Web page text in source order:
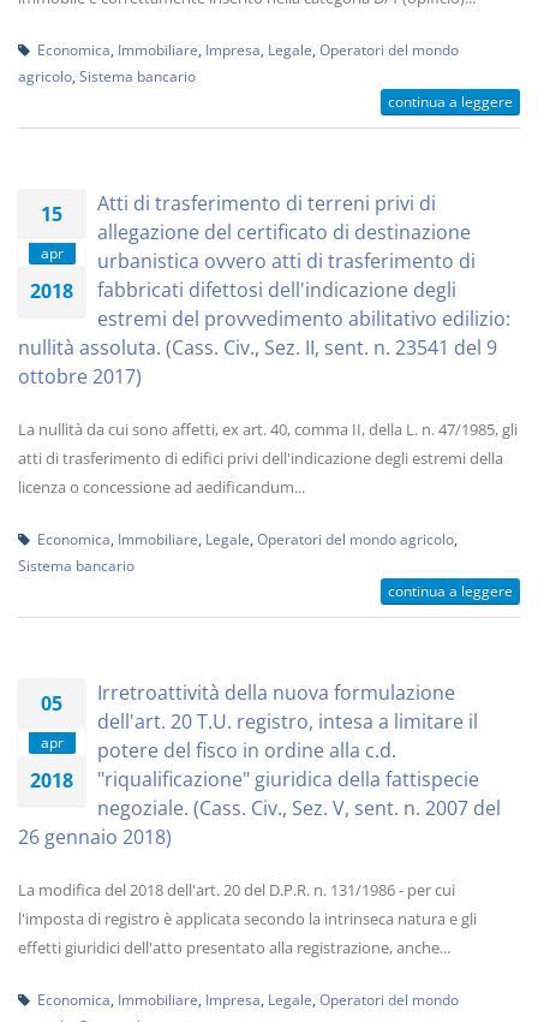
Economica Immobiliare Impresa Legale Operatori del mondo
agricolo Sistema bancario
continua a leggere
15
apr
2018
Atti di trasferimento di terreni privi di
allegazione del certificato di destinazione
urbanistica ovvero atti di trasferimento di
fabbricati difettosi dell'indicazione degli
estremi del provvedimento abilitativo edilizio:
nullità assoluta. (Cass. Civ., Sez. II, sent. n. 23541 del 9
ottobre 2017)
La nullità da cui sono affetti, ex art. 40, comma II, della L. n. 47/1985, gli
atti di trasferimento di edifici privi dell'indicazione degli estremi della
licenza o concessione ad aedificandum...
Economica Immobiliare Legale Operatori del mondo agricolo
Sistema bancario
continua a leggere
05
apr
2018
Irretroattività della nuova formulazione
dell'art. 20 T.U. registro, intesa a limitare il
potere del fisco in ordine alla c.d.
"riqualificazione" giuridica della fattispecie
negoziale. (Cass. Civ., Sez. V, sent. n. 2007 del
26 gennaio 2018)
La modifica del 2018 dell'art. 20 del D.P.R. n. 131/1986 - per cui
l'imposta di registro è applicata secondo la intrinseca natura e gli
effetti giuridici dell'atto presentato alla registrazione, anche...
Economica Immobiliare Impresa Legale Operatori del mondo